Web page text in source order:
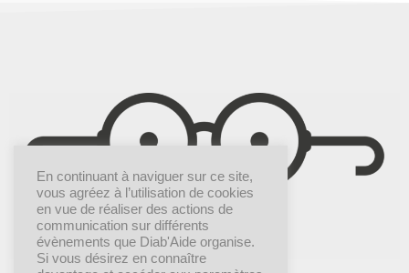
En continuant à naviguer sur ce site,
vous agréez à l’utilisation de cookies
en vue de réaliser des actions de
communication sur différents
évènements que Diab'Aide organise.
Si vous désirez en connaître